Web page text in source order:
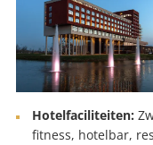
Hotelfaciliteiten:
fitness, hotelbar,